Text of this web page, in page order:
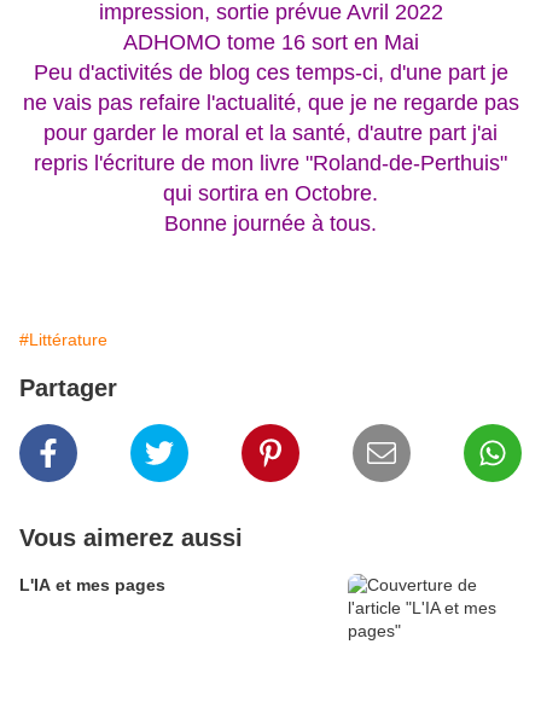
impression, sortie prévue Avril 2022
ADHOMO tome 16 sort en Mai
Peu d'activités de blog ces temps-ci, d'une part je
ne vais pas refaire l'actualité, que je ne regarde pas
pour garder le moral et la santé, d'autre part j'ai
repris l'écriture de mon livre "Roland-de-Perthuis"
qui sortira en Octobre.
Bonne journée à tous.
#Littérature
Partager
Vous aimerez aussi
L'IA et mes pages